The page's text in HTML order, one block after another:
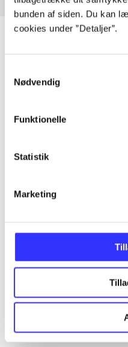
bunden af siden. Du kan
cookies under ”Detaljer”.
Nødvendig
Funktionelle
Statistik
Marketing
Artikler
...